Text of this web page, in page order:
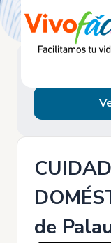
de